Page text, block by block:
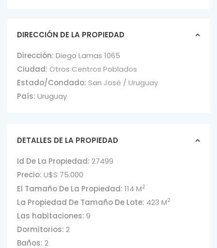
DIRECCIÓN DE LA PROPIEDAD
Dirección: Diego Lamas 1065
Ciudad: Otros Centros Poblados
Estado/Condado: San José / Uruguay
País: Uruguay
DETALLES DE LA PROPIEDAD
Id De La Propiedad: 27499
Precio: U$S 75.000
El Tamaño De La Propiedad: 114 M2
La Propiedad De Tamaño De Lote: 423 M2
Las habitaciones: 9
Dormitorios: 2
Baños: 2